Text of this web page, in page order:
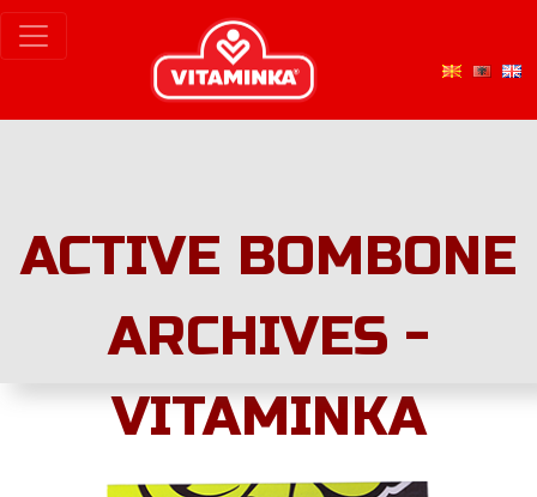
ACTIVE BOMBONE
ARCHIVES -
VITAMINKA